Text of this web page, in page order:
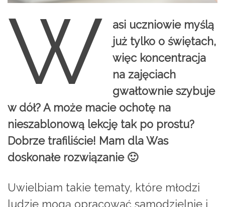
W
asi uczniowie myślą
już tylko o świętach,
więc koncentracja
na zajęciach
gwałtownie szybuje
w dół? A może macie ochotę na
nieszablonową lekcję tak po prostu?
Dobrze trafiliście! Mam dla Was
doskonałe rozwiązanie 🙂
Uwielbiam takie tematy, które młodzi
ludzie mogą opracować samodzielnie i